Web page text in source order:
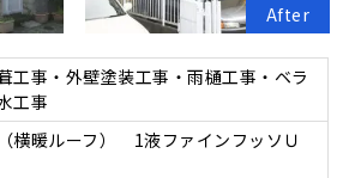
After
工事・外壁塗装工事・雨樋工事・ベラ
工事
横暖ルーフ） 1液ファインフッソＵ